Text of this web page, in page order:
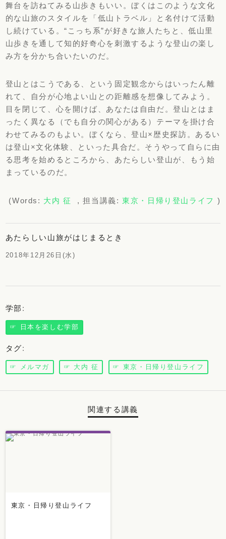
舞台を訪ねてみる山歩きもいい。ぼくはこのような文化
的な山旅のスタイルを「低山トラベル」
と名付けて活動
し続けている。“こっち系”が好きな旅人たちと、低山里
山歩きを通して知的好奇心を刺激するような登山の楽し
み方 を分かち合いたいのだ。
登山とはこうである、という固定観念からはいったん離
れて、
自分が心地よい山との距離感を想像してみよう。
目を閉じて、 心を開けば、あなたは自由だ。登山とはま
ったく異なる（ でも自分の関心がある）テーマを掛け合
わせてみるのもよい。ぼくなら、登山×歴史探訪。あるい
は登山×文化体験、 といった具合だ。そうやって自らに由
る思考を始めるところから、 あたらしい登山が、もう始
まっているのだ。
(Words: 大内 征 , 担当講義:東京・日帰り登山ライフ )
あたらしい山旅がはじまるとき
2018年12月26日(水)
学部 :
☞ 日本を楽しむ学部
タグ:
☞ メルマガ ☞ 大内 征 ☞ 東京・日帰り登山ライフ
関連する講義
東京・日帰り登山ライフ